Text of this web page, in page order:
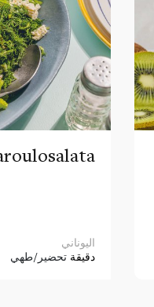
اليوناني
دقيقة تحضير/طهي